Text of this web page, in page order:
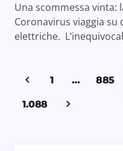
Una scommessa vinta:
Coronavirus viaggia
elettriche.
1 … 885
1.088